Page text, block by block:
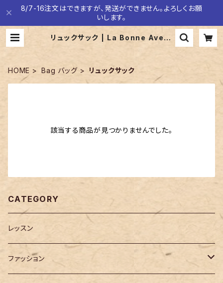
8/7-16注文はできますが、発送ができません。よろしくお願
いします。
リュックサック | La Bonne Avent
HOME Bag バッグ リュックサック
該当する商品が見つかりませんでした。
CATEGORY
レッスン
ファッション